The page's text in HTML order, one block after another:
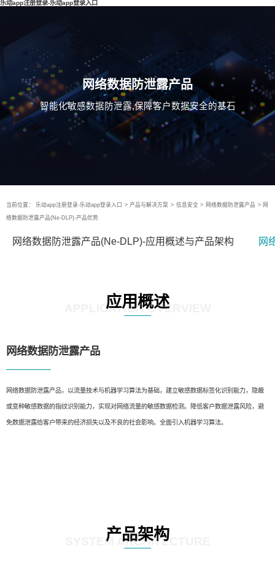
乐动app注册登录-乐动app登录入口
网络数据防泄露产品
智能化敏感数据防泄露,保障客户数据安全的基石
当前位置： 乐动app注册登录-乐动app登录入口 > 产品与解决方案 > 信息安全 > 网络数据防泄露产品 > 网
络数据防泄露产品(Ne-DLP)-产品优势
网络数据防泄露产品(Ne-DLP)-应用概述与产品架构 网
应用概述
APPLICATION OVERVIEW
网络数据防泄露产品
网络数据防泄露产品，以流量技术与机器学习算法为基础，建立敏感数据标签化识别能力，隐蔽
或变种敏感数据的指纹识别能力，实现对网络流量的敏感数据检测。降低客户数据泄露风险，避
免数据泄露给客户带来的经济损失以及不良的社会影响。全面引入机器学习算法。
产品架构
SYSTEM ARCHITECTURE